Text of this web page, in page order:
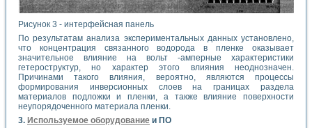
Рисунок 3 - интерфейсная панель
По результатам анализа экспериментальных данных установлено,
что концентрация связанного водорода в пленке оказывает
значительное влияние на вольт -амперные характеристики
гетероструктур, но характер этого влияния неоднозначен.
Причинами такого влияния, вероятно, являются процессы
формирования инверсионных слоев на границах раздела
материалов подложки и пленки, а также влияние поверхности
неупорядоченного материала пленки.
3. Используемое оборудование и ПО